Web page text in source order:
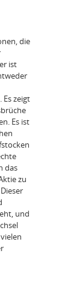
die
ist
zeigt
Es ist
das
zu
und